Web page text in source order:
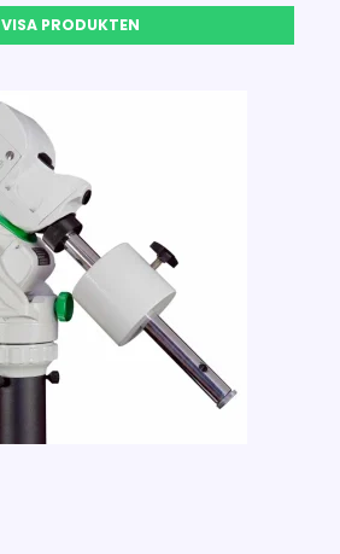
VISA PRODUKTEN